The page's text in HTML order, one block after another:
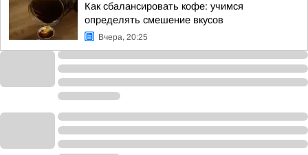
Как сбалансировать кофе: учимся
определять смешение вкусов
Вчера, 20:25